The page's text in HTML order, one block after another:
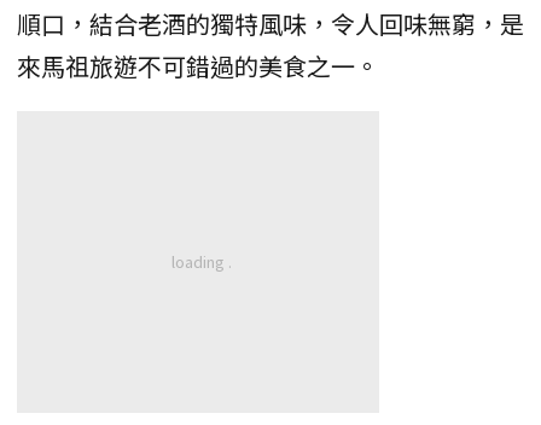
順口，結合老酒的獨特風味，令人回味無窮，是
來馬祖旅遊不可錯過的美食之一。